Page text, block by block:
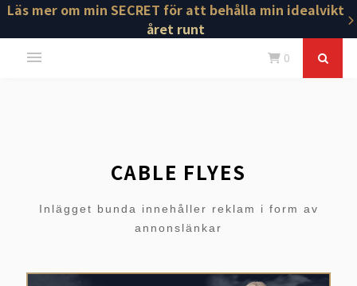
Läs mer om min SECRET för att behålla min idealvikt
året runt
0
CABLE FLYES
Inlägget bunda innehåller reklam i form av
annonslänkar